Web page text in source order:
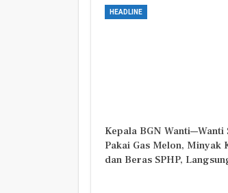
HEADLINE
Kepala BGN Wanti—Wanti
Pakai Gas Melon, Minyak
dan Beras SPHP,